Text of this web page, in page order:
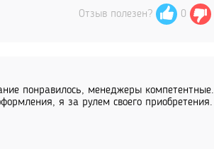
Отзыв полезен?
0
понравилось, менеджеры компетентные.
я за рулем своего приобретения.